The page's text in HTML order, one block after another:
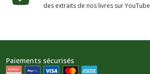
des extraits de nos livres sur YouTube
Paiements sécurisés